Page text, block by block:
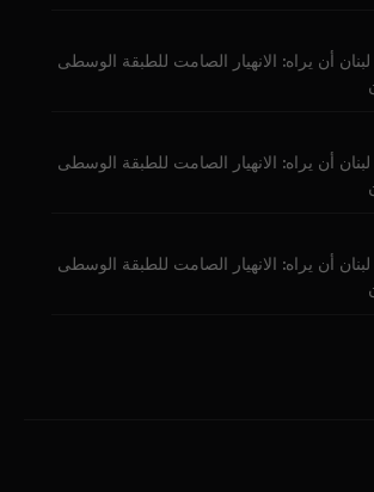
أن يراه: الانهيار الصامت للطبقة الوسطى
أن يراه: الانهيار الصامت للطبقة الوسطى
أن يراه: الانهيار الصامت للطبقة الوسطى